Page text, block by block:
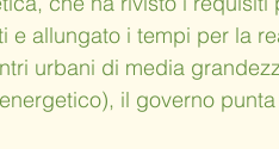
e allungato i tempi per la
urbani di media
il governo